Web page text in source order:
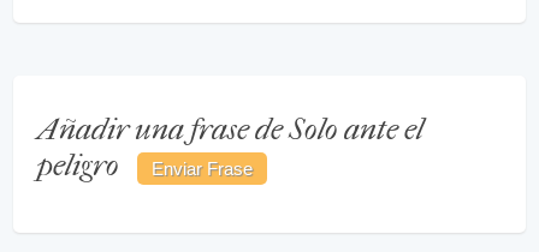
Añadir una frase de Solo ante el
peligro